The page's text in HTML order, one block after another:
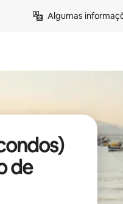
Algumas
de